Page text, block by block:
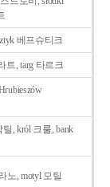
베프슈티크
트, targ 타르크
, król 크룰, bank
노, motyl 모틸